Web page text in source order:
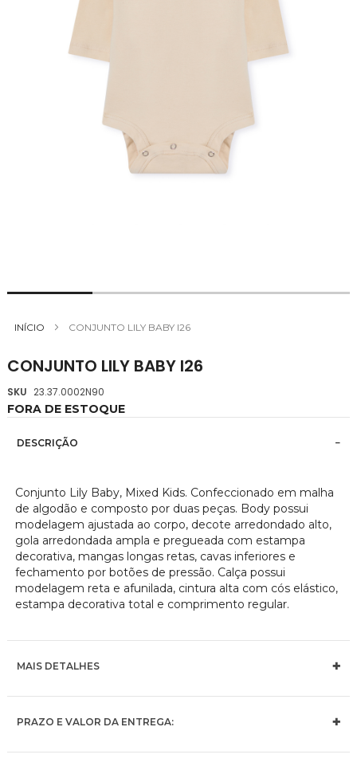
INÍCIO CONJUNTO LILY BABY I26
CONJUNTO LILY BABY I26
SKU 23.37.0002N90
FORA DE ESTOQUE
DESCRIÇÃO
Conjunto Lily Baby, Mixed Kids. Confeccionado em malha
de algodão e composto por duas peças. Body possui
modelagem ajustada ao corpo, decote arredondado alto,
gola arredondada ampla e pregueada com estampa
decorativa, mangas longas retas, cavas inferiores e
fechamento por botões de pressão. Calça possui
modelagem reta e afunilada, cintura alta com cós elástico,
estampa decorativa total e comprimento regular.
MAIS DETALHES
PRAZO E VALOR DA ENTREGA:
para
da
Galeria
de
imagens